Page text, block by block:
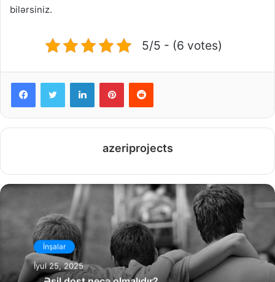
bilərsiniz.
5/5 - (6 votes)
FacebookTwitter LinkedInPinterestReddit
azeriprojects
İnşalar
İyul 25, 2025